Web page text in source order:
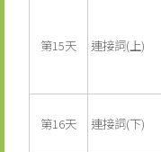
第15天 連接詞(上)
第16天 連接詞(下)